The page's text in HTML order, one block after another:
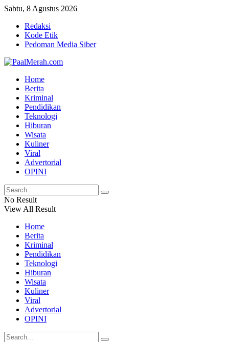
Sabtu, 8 Agustus 2026
Redaksi
Kode Etik
Pedoman Media Siber
Home
Berita
Kriminal
Pendidikan
Teknologi
Hiburan
Wisata
Kuliner
Viral
Advertorial
OPINI
No Result
View All Result
Home
Berita
Kriminal
Pendidikan
Teknologi
Hiburan
Wisata
Kuliner
Viral
Advertorial
OPINI